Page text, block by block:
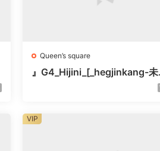
Queen’s square
』G4_Hijini_[_hegjinkang-未
VIP